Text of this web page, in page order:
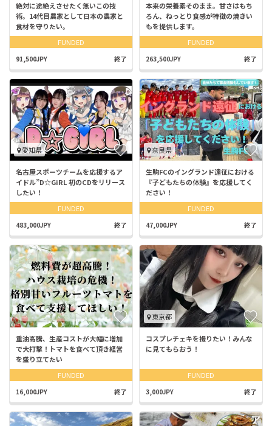
絶対に途絶えさせたく無いこの技
術。14代目農家として日本の農家と
食材を守りたい。
FUNDED
91,500JPY 終了
本来の栄養素そのまま。甘さはもち
ろん、ねっとり食感が特徴の焼きい
もを提供します。
FUNDED
263,500JPY 終了
愛知県
名古屋スポーツチームを応援するア
イドル”D☆GiRL 初のCDをリリース
したい！
FUNDED
483,000JPY 終了
奈良県
生駒FCのイングランド遠征における
『子どもたちの体験』を応援してく
ださい！
FUNDED
47,000JPY 終了
重油高騰、生産コストが大幅に増加
で大打撃！トマトを食べて頂き経営
を盛り立てたい
FUNDED
16,000JPY 終了
東京都
コスプレチェキを撮りたい！みんな
に見てもらおう！
FUNDED
3,000JPY 終了